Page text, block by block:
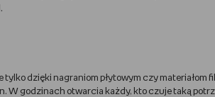
dzięki nagraniom płytowym czy materiałom
W godzinach otwarcia każdy, kto czuje taką